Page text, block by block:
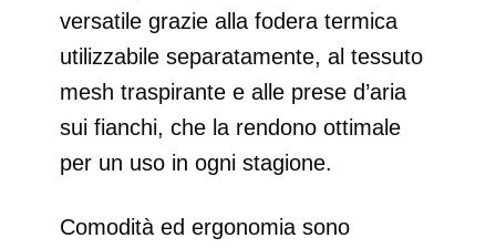
versatile grazie alla fodera termica
utilizzabile separatamente, al tessuto
mesh traspirante e alle prese d’aria
sui fianchi, che la rendono ottimale
per un uso in ogni stagione.
Comodità ed ergonomia sono